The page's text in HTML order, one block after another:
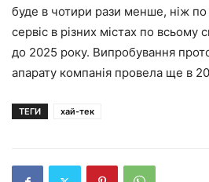
буде в чотири рази менше, ніж по
сервіс в різних містах по всьому
до 2025 року. Випробування
апарату компанія провела ще в
ТЕГИ хай-тек